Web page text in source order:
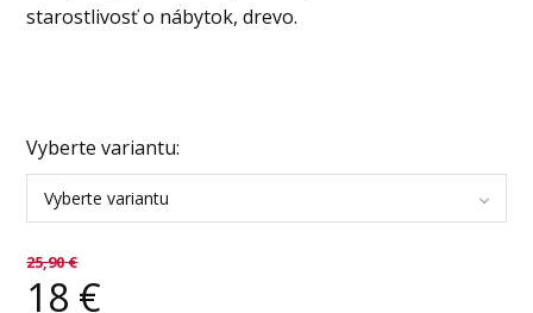
starostlivosť o nábytok, drevo.
Vyberte variantu:
Vyberte variantu
25,90€
18 €